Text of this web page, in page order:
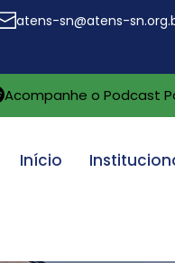
atens-sn@atens-
Acompanhe o Podcast
Início